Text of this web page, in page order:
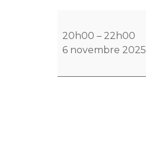
Alpha
parents
20h00 – 22h00
6 novembre 2025